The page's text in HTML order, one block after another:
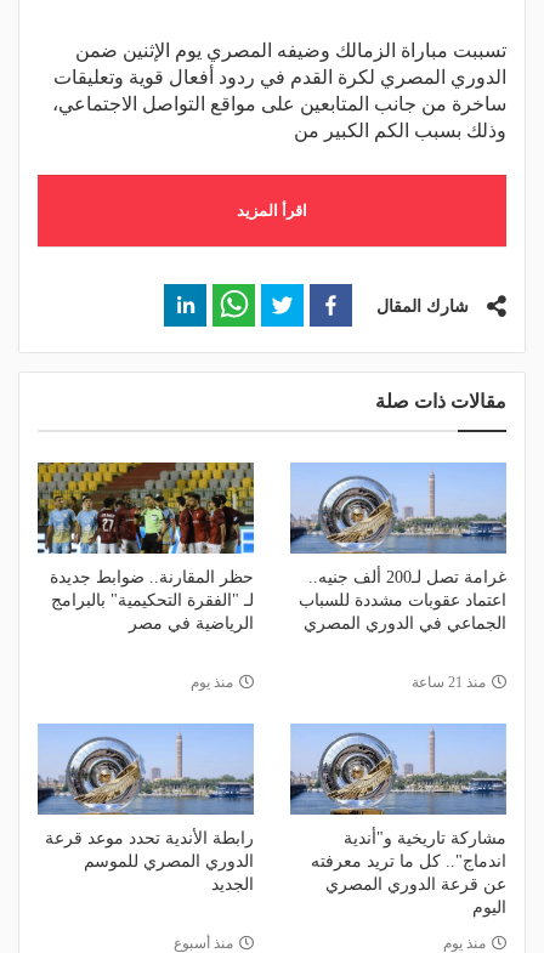
تسببت مباراة الزمالك وضيفه المصري يوم الإثنين ضمن
الدوري المصري لكرة القدم في ردود أفعال قوية وتعليقات
ساخرة من جانب المتابعين على مواقع التواصل الاجتماعي،
وذلك بسبب الكم الكبير من
اقرأ المزيد
شارك المقال
مقالات ذات صلة
غرامة تصل لـ200 ألف جنيه..
اعتماد عقوبات مشددة للسباب
الجماعي في الدوري المصري
منذ 21 ساعة
حظر المقارنة.. ضوابط جديدة
لـ "الفقرة التحكيمية" بالبرامج
الرياضية في مصر
منذ يوم
مشاركة تاريخية و"أندية
اندماج".. كل ما تريد معرفته
عن قرعة الدوري المصري
اليوم
منذ يوم
رابطة الأندية تحدد موعد قرعة
الدوري المصري للموسم
الجديد
منذ أسبوع